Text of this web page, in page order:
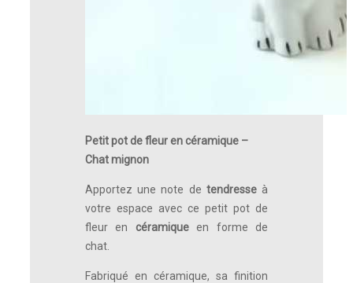
Petit pot de fleur en céramique –
Chat mignon
Apportez une note de tendresseà
votre espace avec ce petit pot de
fleur en céramiqueen forme de
chat.
Fabriqué en céramique, sa finition